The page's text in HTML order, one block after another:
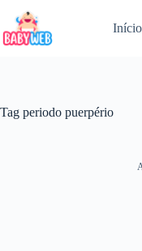
para
o
conteúdo
Início
Tag periodo puerpério